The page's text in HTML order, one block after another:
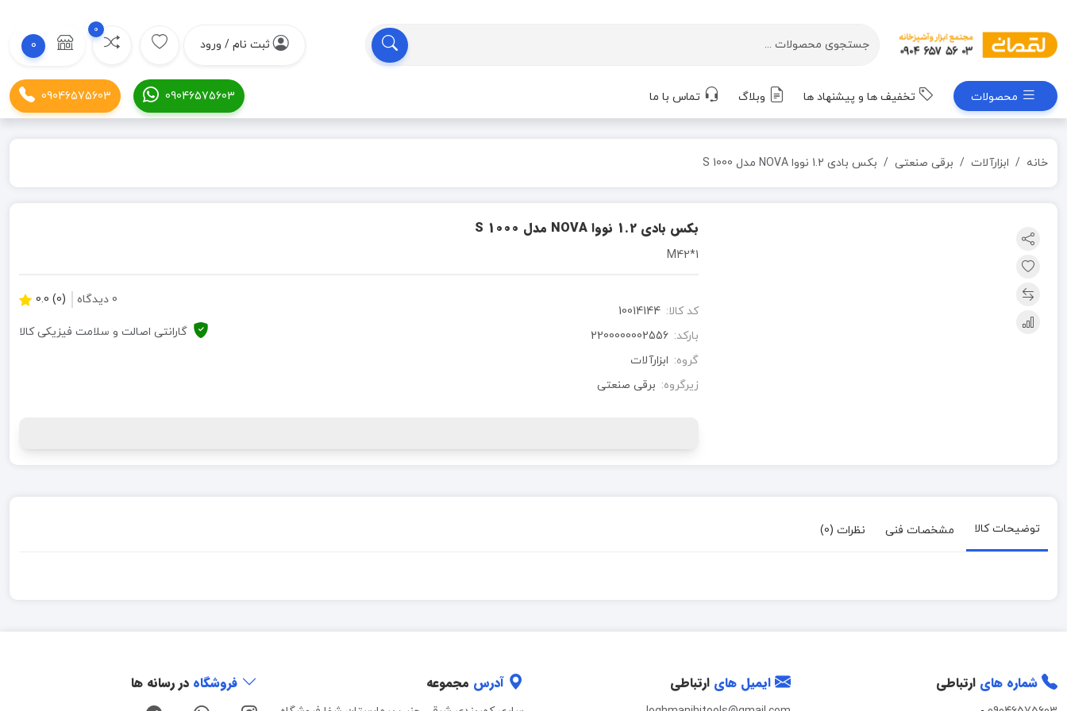
ثبت نام / ورود
0
0
محصولات تخفیف ها و پیشنهاد ها وبلاگ تماس با ما 09046575603
09046575603
خانه ابزارآلات برقی صنعتی بکس بادی 1.2 نووا NOVA مدل S 1000
بکس بادی 1.2 نووا NOVA مدل S 1000
M42*1
کد کالا: 10014144
بارکد: 2200000002556
گروه: ابزارآلات
زیرگروه: برقی صنعتی
0 دیدگاه (0) 0.0
گارانتی اصالت و سلامت فیزیکی کالا
توضیحات کالا مشخصات فنی نظرات (0)
شماره های ارتباطی ایمیل های ارتباطی آدرس مجموعه فروشگاه در رسانه ها